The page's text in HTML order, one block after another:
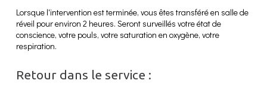
Lorsque l'intervention est terminée, vous êtes transféré en salle de
réveil pour environ 2 heures. Seront surveillés votre état de
conscience, votre pouls, votre saturation en oxygène, votre
respiration.
Retour dans le service :